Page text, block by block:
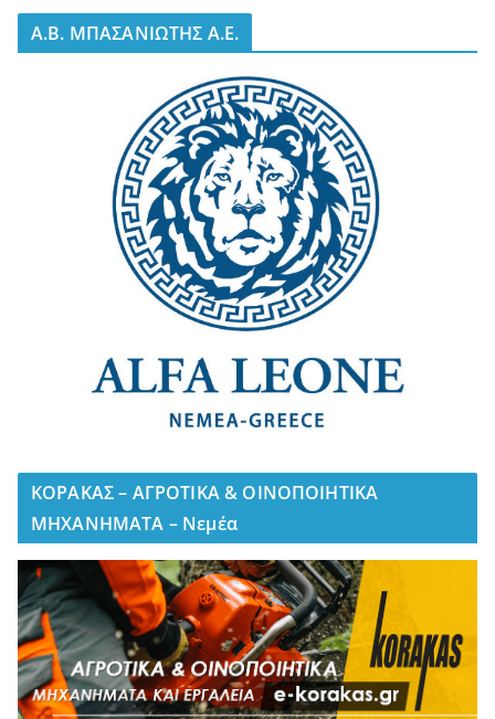
A.B. ΜΠΑΣΑΝΙΩΤΗΣ Α.Ε.
ΚΟΡΑΚΑΣ – ΑΓΡΟΤΙΚΑ & ΟΙΝΟΠΟΙΗΤΙΚΑ
ΜΗΧΑΝΗΜΑΤΑ – Νεμέα